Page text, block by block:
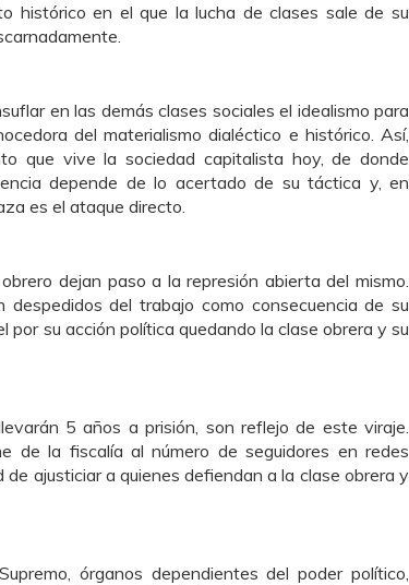
histórico en el que la lucha de clases sale de su
en las demás clases sociales el idealismo para
del materialismo dialéctico e histórico. Así,
que vive la sociedad capitalista hoy, de donde
depende de lo acertado de su táctica y, en
es el ataque directo.
dejan paso a la represión abierta del mismo.
despedidos del trabajo como consecuencia de su
por su acción política quedando la clase obrera y su
5 años a prisión, son reflejo de este viraje.
de la fiscalía al número de seguidores en redes
ajusticiar a quienes defiendan a la clase obrera y
órganos dependientes del poder político,